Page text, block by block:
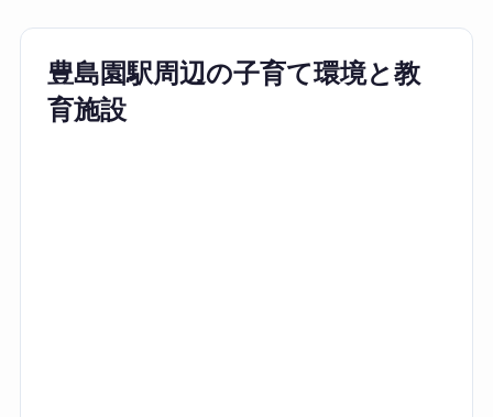
豊島園駅周辺の子育て環境と教
育施設